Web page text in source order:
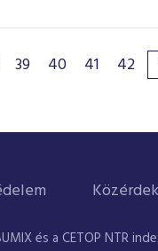
39 40 41 42
és a CETOP NTR